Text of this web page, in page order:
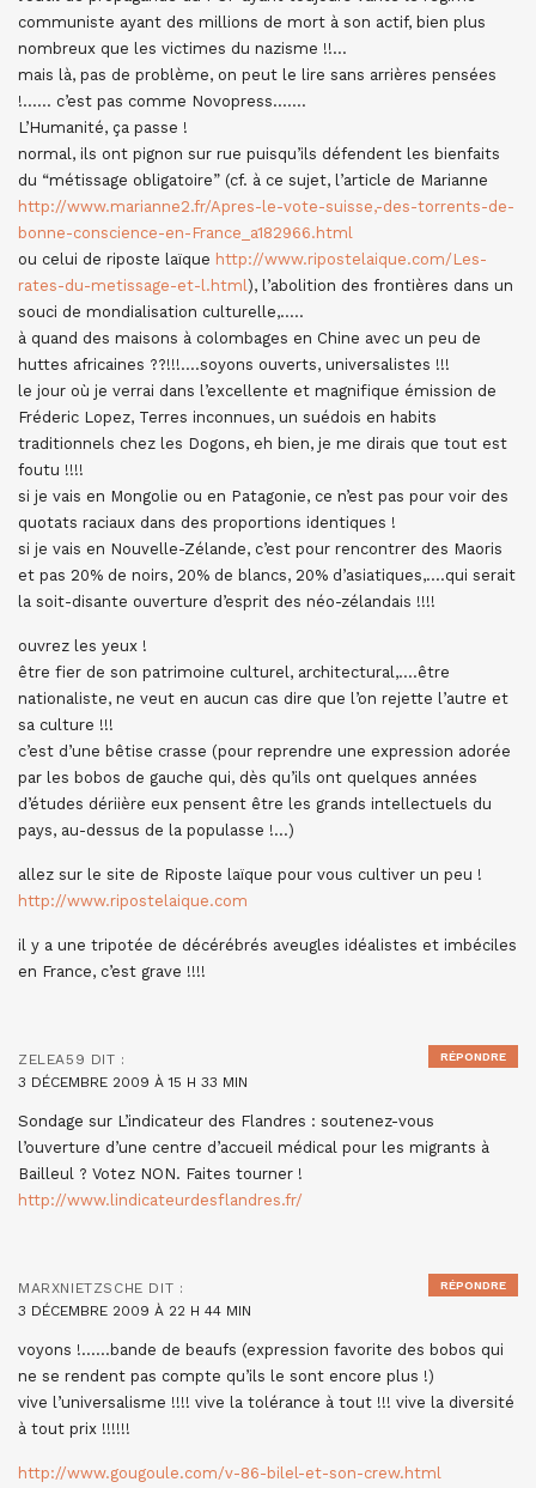
communiste ayant des millions de mort à son actif, bien plus
nombreux que les victimes du nazisme !!…
mais là, pas de problème, on peut le lire sans arrières pensées
!…… c’est pas comme Novopress…….
L’Humanité, ça passe !
normal, ils ont pignon sur rue puisqu’ils défendent les bienfaits
du “métissage obligatoire” (cf. à ce sujet, l’article de Marianne
http://www.marianne2.fr/Apres-le-vote-suisse,-des-torrents-de-
bonne-conscience-en-France_a182966.html
ou celui de riposte laïque http://www.ripostelaique.com/Les-
rates-du-metissage-et-l.html), l’abolition des frontières dans un
souci de mondialisation culturelle,…..
à quand des maisons à colombages en Chine avec un peu de
huttes africaines ??!!!….soyons ouverts, universalistes !!!
le jour où je verrai dans l’excellente et magnifique émission de
Fréderic Lopez, Terres inconnues, un suédois en habits
traditionnels chez les Dogons, eh bien, je me dirais que tout est
foutu !!!!
si je vais en Mongolie ou en Patagonie, ce n’est pas pour voir des
quotats raciaux dans des proportions identiques !
si je vais en Nouvelle-Zélande, c’est pour rencontrer des Maoris
et pas 20% de noirs, 20% de blancs, 20% d’asiatiques,….qui serait
la soit-disante ouverture d’esprit des néo-zélandais !!!!
ouvrez les yeux !
être fier de son patrimoine culturel, architectural,….être
nationaliste, ne veut en aucun cas dire que l’on rejette l’autre et
sa culture !!!
c’est d’une bêtise crasse (pour reprendre une expression adorée
par les bobos de gauche qui, dès qu’ils ont quelques années
d’études dériière eux pensent être les grands intellectuels du
pays, au-dessus de la populasse !…)
allez sur le site de Riposte laïque pour vous cultiver un peu !
http://www.ripostelaique.com
il y a une tripotée de décérébrés aveugles idéalistes et imbéciles
en France, c’est grave !!!!
ZELEA59 DIT :
3 DÉCEMBRE 2009 À 15 H 33 MIN
Sondage sur L’indicateur des Flandres : soutenez-vous
l’ouverture d’une centre d’accueil médical pour les migrants à
Bailleul ? Votez NON. Faites tourner !
http://www.lindicateurdesflandres.fr/
RÉPONDRE
MARXNIETZSCHE DIT :
3 DÉCEMBRE 2009 À 22 H 44 MIN
voyons !……bande de beaufs (expression favorite des bobos qui
ne se rendent pas compte qu’ils le sont encore plus !)
vive l’universalisme !!!! vive la tolérance à tout !!! vive la diversité
à tout prix !!!!!!
http://www.gougoule.com/v-86-bilel-et-son-crew.html
RÉPONDRE